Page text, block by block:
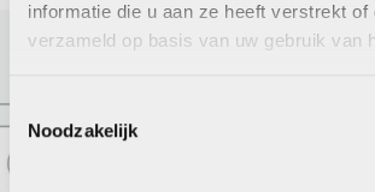
informatie die u aan ze heeft verstrekt of
verzameld op basis van uw gebruik van
Toestemmingsselectie
Noodzakelijk